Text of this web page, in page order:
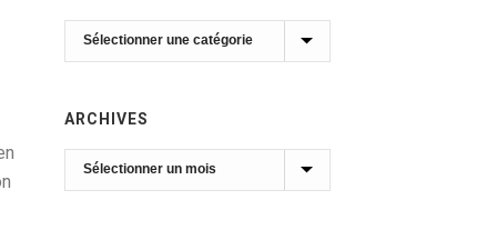
Catégories
ARCHIVES
Archives